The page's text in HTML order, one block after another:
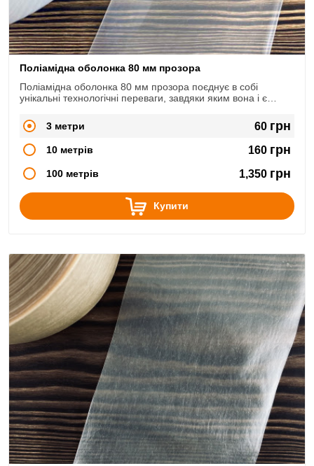
Поліамідна оболонка 80 мм прозора
Поліамідна оболонка 80 мм прозора поєднує в собі
унікальні технологічні переваги, завдяки яким вона і є
3 метри
60 грн
10 метрів 160 грн
100 метрів 1,350 грн
Купити